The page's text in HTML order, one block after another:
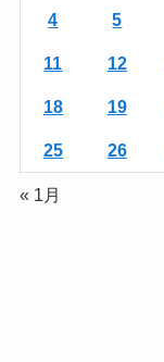
4 5
11 12
18 19
25 26
« 1月